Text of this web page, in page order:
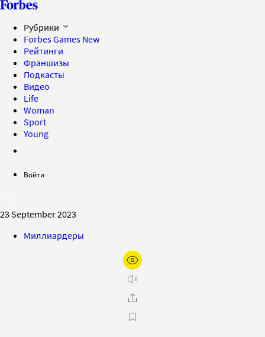
Рубрики
Forbes Games New
Рейтинги
Франшизы
Подкасты
Видео
Life
Woman
Sport
Young
Войти
23 September 2023
Миллиардеры